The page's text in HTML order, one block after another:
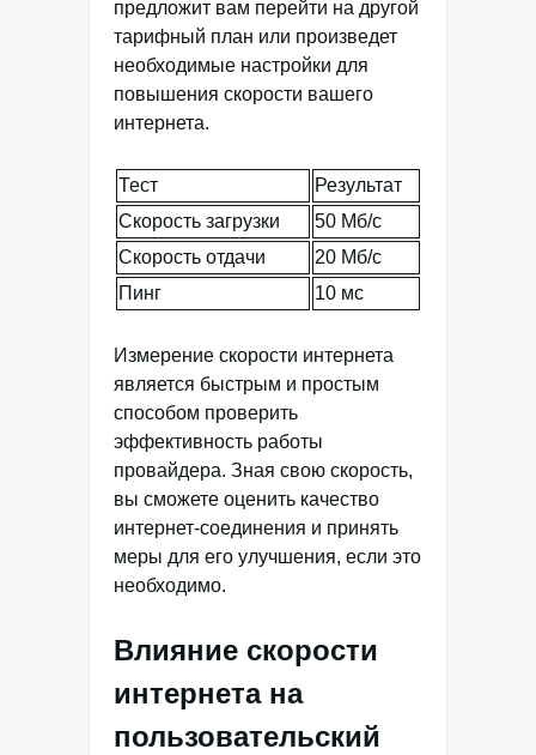
предложит вам перейти на другой
тарифный план или произведет
необходимые настройки для
повышения скорости вашего
интернета.
Тест
Результат
Скорость загрузки
50 Мб/с
Скорость отдачи
20 Мб/с
Пинг
10 мс
Измерение скорости интернета
является быстрым и простым
способом проверить
эффективность работы
провайдера. Зная свою скорость,
вы сможете оценить качество
интернет-соединения и принять
меры для его улучшения, если это
необходимо.
Влияние скорости
интернета на
пользовательский